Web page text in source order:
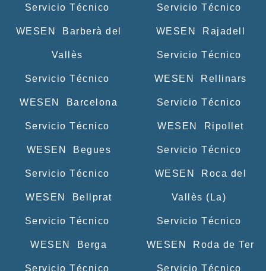
Servicio Técnico
WESEN Barberà del
Vallès
Servicio Técnico
WESEN Barcelona
Servicio Técnico
WESEN Begues
Servicio Técnico
WESEN Bellprat
Servicio Técnico
WESEN Berga
Servicio Técnico
Servicio Técnico
WESEN Rajadell
Servicio Técnico
WESEN Rellinars
Servicio Técnico
WESEN Ripollet
Servicio Técnico
WESEN Roca del
Vallès (La)
Servicio Técnico
WESEN Roda de Ter
Servicio Técnico